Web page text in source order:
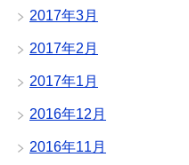
2017年3月
2017年2月
2017年1月
2016年12月
2016年11月